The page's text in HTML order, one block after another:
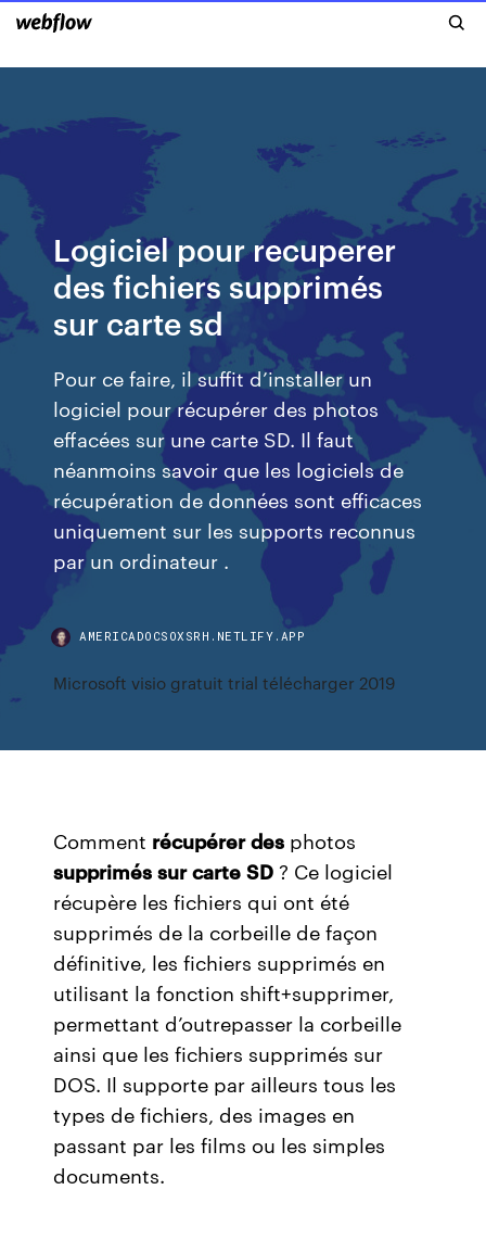
Logiciel pour recuperer
des fichiers supprimés
sur carte sd
Pour ce faire, il suffit d’installer un
logiciel pour récupérer des photos
effacées sur une carte SD. Il faut
néanmoins savoir que les logiciels de
récupération de données sont efficaces
uniquement sur les supports reconnus
par un ordinateur .
AMERICADOCSOXSRH.NETLIFY.APP
Microsoft visio gratuit trial télécharger 2019
Comment récupérer des photos
supprimés sur carte SD ? Ce logiciel
récupère les fichiers qui ont été
supprimés de la corbeille de façon
définitive, les fichiers supprimés en
utilisant la fonction shift+supprimer,
permettant d’outrepasser la corbeille
ainsi que les fichiers supprimés sur
DOS. Il supporte par ailleurs tous les
types de fichiers, des images en
passant par les films ou les simples
documents.